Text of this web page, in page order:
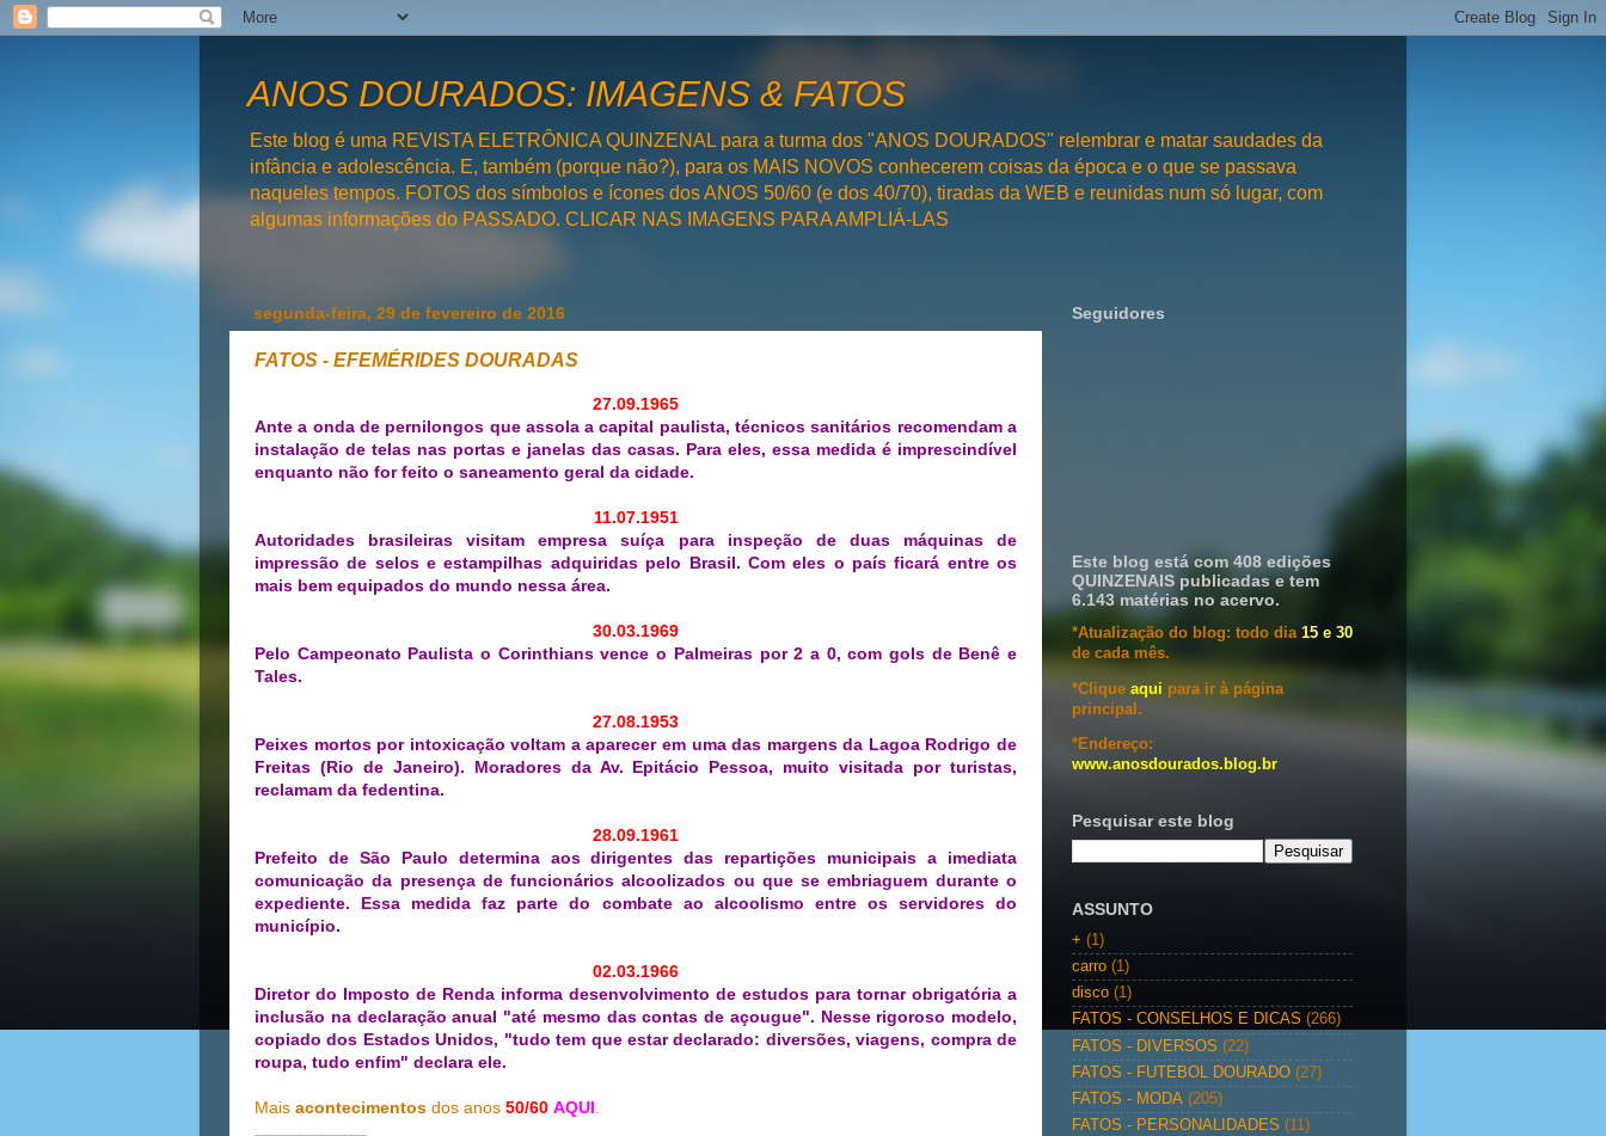
ANOS DOURADOS: IMAGENS & FATOS
Este blog é uma REVISTA ELETRÔNICA QUINZENAL para a turma dos "ANOS DOURADOS" relembrar e matar saudades da
infância e adolescência. E, também (porque não?), para os MAIS NOVOS conhecerem coisas da época e o que se passava
naqueles tempos. FOTOS dos símbolos e ícones dos ANOS 50/60 (e dos 40/70), tiradas da WEB e reunidas num só lugar, com
algumas informações do PASSADO. CLICAR NAS IMAGENS PARA AMPLIÁ-LAS
segunda-feira, 29 de fevereiro de 2016
FATOS - EFEMÉRIDES DOURADAS
27.09.1965
Ante a onda de pernilongos que assola a capital paulista, técnicos sanitários recomendam a
instalação de telas nas portas e janelas das casas. Para eles, essa medida é imprescindível
enquanto não for feito o saneamento geral da cidade.
11.07.1951
Autoridades brasileiras visitam empresa suíça para inspeção de duas máquinas de
impressão de selos e estampilhas adquiridas pelo Brasil. Com eles o país ficará entre os
mais bem equipados do mundo nessa área.
30.03.1969
Pelo Campeonato Paulista o Corinthians vence o Palmeiras por 2 a 0, com gols de Benê e
Tales.
27.08.1953
Peixes mortos por intoxicação voltam a aparecer em uma das margens da Lagoa Rodrigo de
Freitas (Rio de Janeiro). Moradores da Av. Epitácio Pessoa, muito visitada por turistas,
reclamam da fedentina.
28.09.1961
Prefeito de São Paulo determina aos dirigentes das repartições municipais a imediata
comunicação da presença de funcionários alcoolizados ou que se embriaguem durante o
expediente. Essa medida faz parte do combate ao alcoolismo entre os servidores do
município.
02.03.1966
Diretor do Imposto de Renda informa desenvolvimento de estudos para tornar obrigatória a
inclusão na declaração anual "até mesmo das contas de açougue". Nesse rigoroso modelo,
copiado dos Estados Unidos, "tudo tem que estar declarado: diversões, viagens, compra de
roupa, tudo enfim" declara ele.
Mais acontecimentos dos anos 50/60 AQUI.
Seguidores
Este blog está com 408 edições
QUINZENAIS publicadas e tem
6.143 matérias no acervo.
*Atualização do blog: todo dia 15 e 30
de cada mês.
*Clique aqui para ir à página
principal.
*Endereço:
www.anosdourados.blog.br
Pesquisar este blog
ASSUNTO
+ (1)
carro (1)
disco (1)
FATOS - CONSELHOS E DICAS (266)
FATOS - DIVERSOS (22)
FATOS - FUTEBOL DOURADO (27)
FATOS - MODA (205)
FATOS - PERSONALIDADES (11)